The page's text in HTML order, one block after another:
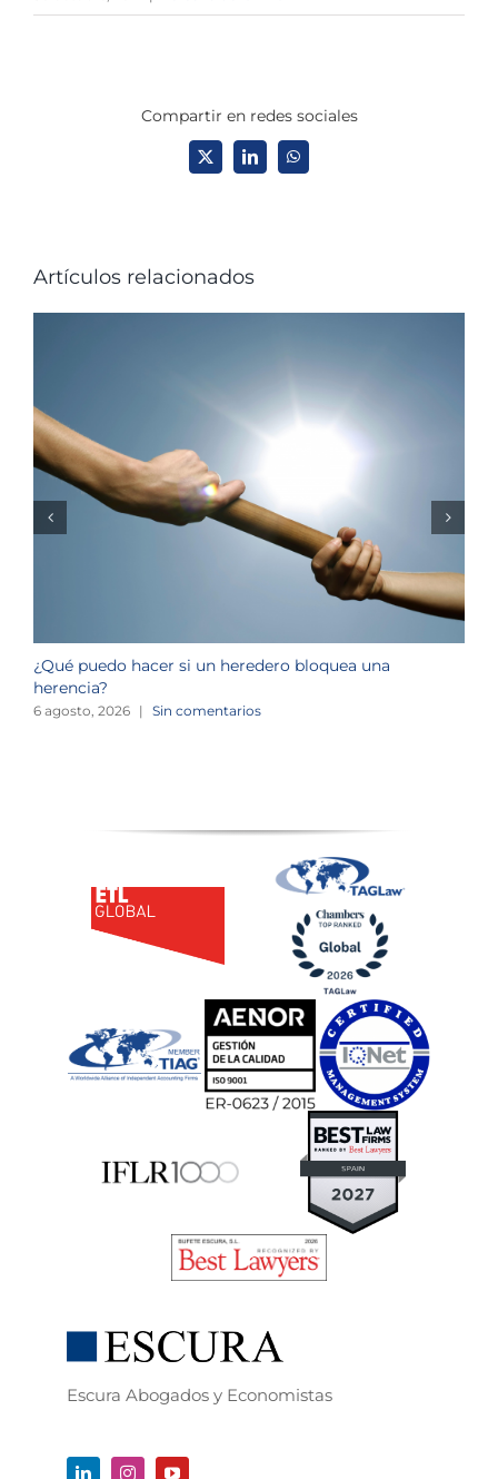
Compartir en redes sociales
X LinkedInWhatsApp
Artículos relacionados
¿Qué puedo hacer si un heredero bloquea una
herencia?
6 agosto, 2026 | Sin comentarios
Escura Abogados y Economistas